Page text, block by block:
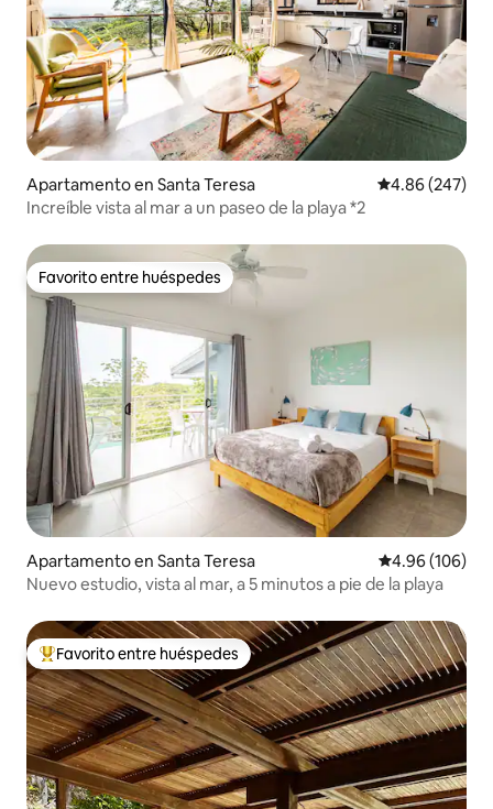
Apartamento en Santa Teresa Calificación
4.86 (247)
Increíble vista al mar a un paseo de la playa *2
Favorito entre huéspedes
Favorito entre huéspedes
Apartamento en Santa Teresa Calificación
4.96 (106)
Nuevo estudio, vista al mar, a 5 minutos a pie de la playa
Favorito entre huéspedes preferido
Favorito entre huéspedes